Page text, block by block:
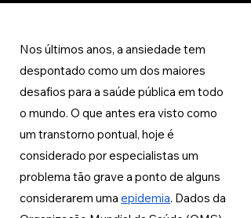
Nos últimos anos, a ansiedade tem
despontado como um dos maiores
desafios para a saúde pública em todo
o mundo. O que antes era visto como
um transtorno pontual, hoje é
considerado por especialistas um
problema tão grave a ponto de alguns
considerarem uma epidemia. Dados da